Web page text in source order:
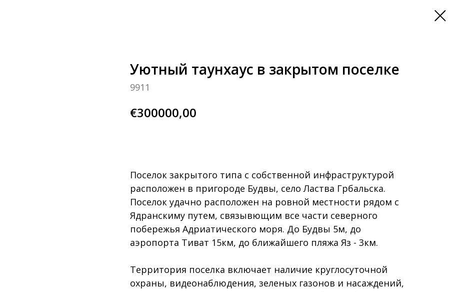
Уютный таунхаус в закрытом поселке
9911
€300000,00
Поселок закрытого типа с собственной инфраструктурой
расположен в пригороде Будвы, село Ластва Грбальска.
Поселок удачно расположен на ровной местности рядом с
Ядранскиму путем, связывющим все части северного
побережья Адриатического моря. До Будвы 5м, до
аэропорта Тиват 15км, до ближайшего пляжа Яз - 3км.
Территория поселка включает наличие круглосуточной
охраны, видеонаблюдения, зеленых газонов и насаждений,